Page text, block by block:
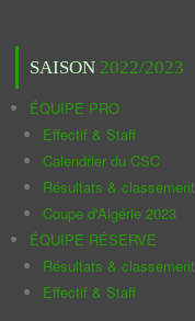
SAISON 2022/2023
ÉQUIPE PRO
Effectif & Staff
Calendrier du CSC
Résultats & classement
Coupe d'Algérie 2023
ÉQUIPE RÉSERVE
Résultats & classement
Effectif & Staff